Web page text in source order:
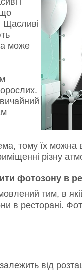
Щасливі
може
тому їх можна
різну
фотозону в
тим, в
в ресторані.
від